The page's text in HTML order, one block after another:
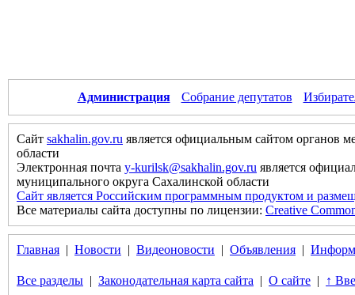
Администрация Собрание депутатов
Сайт sakhalin.gov.ru является официальным сайтом органов
области
Электронная почта y-kurilsk@sakhalin.gov.ru является
муниципального округа Сахалинской области
Сайт является Российским программным продуктом и
Все материалы сайта доступны по лицензии: Creative
Главная | Новости | Видеоновости | Объявления |
Все разделы | Законодательная карта сайта | О сайте | ↑